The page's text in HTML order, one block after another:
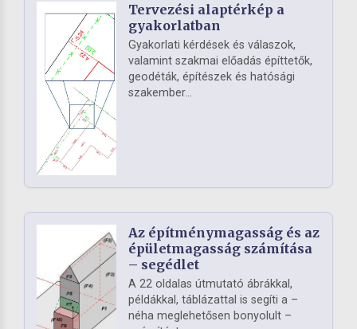
Tervezési alaptérkép a
gyakorlatban
Gyakorlati kérdések és válaszok,
valamint szakmai előadás építtetők,
geodéták, építészek és hatósági
szakember...
Az építménymagasság és az
épületmagasság számítása
– segédlet
A 22 oldalas útmutató ábrákkal,
példákkal, táblázattal is segíti a –
néha meglehetősen bonyolult –